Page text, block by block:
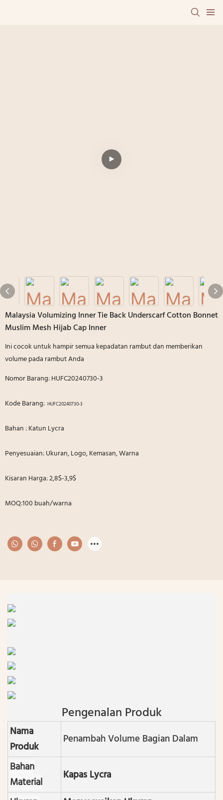
Malaysia Volumizing Inner Tie Back Underscarf Cotton Bonnet
Muslim Mesh Hijab Cap Inner
Ini cocok untuk hampir semua kepadatan rambut dan memberikan
volume pada rambut Anda
Nomor Barang: HUFC20240730-3
Kode Barang: HUFC20240730-3
Bahan : Katun Lycra
Penyesuaian: Ukuran, Logo, Kemasan, Warna
Kisaran Harga: 2,8$-3,9$
MOQ:100 buah/warna
Pengenalan Produk
Nama
Produk
Penambah Volume Bagian Dalam
Bahan
Material
Kapas Lycra